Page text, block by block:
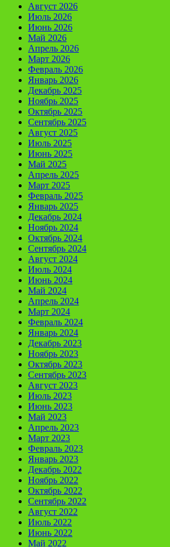
Август 2026
Июль 2026
Июнь 2026
Май 2026
Апрель 2026
Март 2026
Февраль 2026
Январь 2026
Декабрь 2025
Ноябрь 2025
Октябрь 2025
Сентябрь 2025
Август 2025
Июль 2025
Июнь 2025
Май 2025
Апрель 2025
Март 2025
Февраль 2025
Январь 2025
Декабрь 2024
Ноябрь 2024
Октябрь 2024
Сентябрь 2024
Август 2024
Июль 2024
Июнь 2024
Май 2024
Апрель 2024
Март 2024
Февраль 2024
Январь 2024
Декабрь 2023
Ноябрь 2023
Октябрь 2023
Сентябрь 2023
Август 2023
Июль 2023
Июнь 2023
Май 2023
Апрель 2023
Март 2023
Февраль 2023
Январь 2023
Декабрь 2022
Ноябрь 2022
Октябрь 2022
Сентябрь 2022
Август 2022
Июль 2022
Июнь 2022
Май 2022